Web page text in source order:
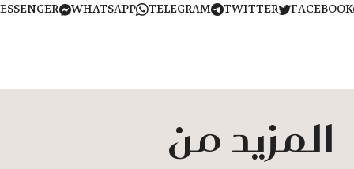
TWITTER
TELEGRAM
WHATSAPP
MESSENGER
المزيد من